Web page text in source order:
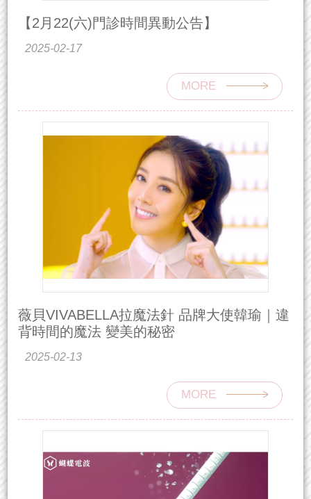
【2月22(六)門診時間異動公告】
2025-02-17
MORE
薇貝VIVABELLA拉魔法針 品牌大使韓瑜｜違
背時間的魔法 變美的秘密
2025-02-13
MORE